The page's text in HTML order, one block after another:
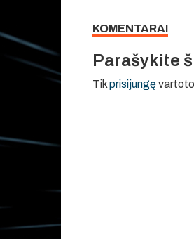
KOMENTARAI
Parašykite
Tikprisijungę